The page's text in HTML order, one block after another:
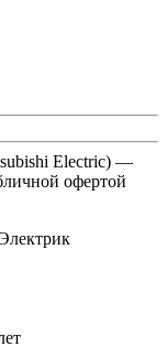
Electric) —
офертой